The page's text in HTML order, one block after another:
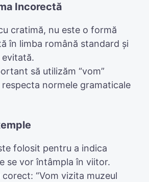
Incorectă
cratimă, nu este o formă
în limba română standard și
evitată.
să utilizăm “vom”
normele gramaticale
folosit pentru a indica
se vor întâmpla în viitor.
corect: “Vom vizita muzeul